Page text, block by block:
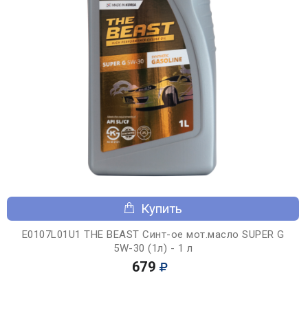
Купить
E0107L01U1 THE BEAST Синт-ое мот.масло SUPER G
5W-30 (1л) - 1 л
679